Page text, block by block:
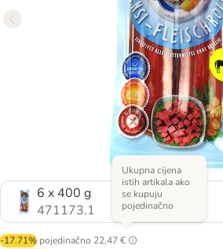
6 x 400 g
471173.1
-17.71% pojedinačno 22,47 €
Ukupna cijena
istih artikala ako
se kupuju
pojedinačno